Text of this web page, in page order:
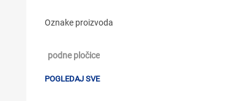
Oznake proizvoda
podne pločice
POGLEDAJ SVE